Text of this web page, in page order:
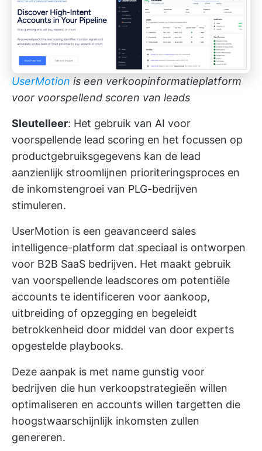
UserMotion is een verkoopinformatieplatform
voor voorspellend scoren van leads
Sleutelleer: Het gebruik van AI voor
voorspellende lead scoring en het focussen op
productgebruiksgegevens kan de lead
aanzienlijk stroomlijnen prioriteringsproces en
de inkomstengroei van PLG-bedrijven
stimuleren.
UserMotion is een geavanceerd sales
intelligence-platform dat speciaal is ontworpen
voor B2B SaaS bedrijven. Het maakt gebruik
van voorspellende leadscores om potentiële
accounts te identificeren voor aankoop,
uitbreiding of opzegging en begeleidt
betrokkenheid door middel van door experts
opgestelde playbooks.
Deze aanpak is met name gunstig voor
bedrijven die hun verkoopstrategieën willen
optimaliseren en accounts willen targetten die
hoogstwaarschijnlijk inkomsten zullen
genereren.